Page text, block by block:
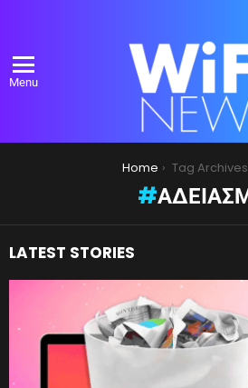
Menu
Home Tag Archives:
LATEST STORIES